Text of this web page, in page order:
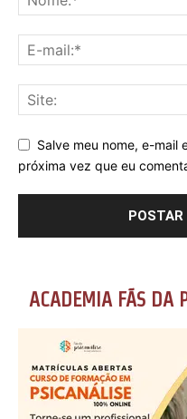
Salve meu nome, e-mail
próxima vez que eu
ACADEMIA FÃS DA